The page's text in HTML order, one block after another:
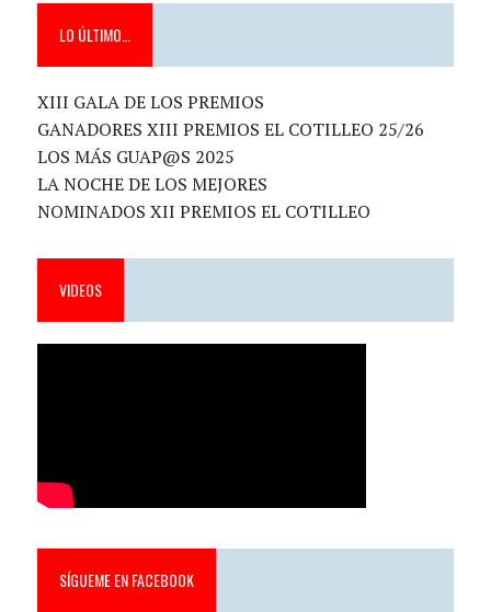
LO ÚLTIMO…
XIII GALA DE LOS PREMIOS
GANADORES XIII PREMIOS EL COTILLEO 25/26
LOS MÁS GUAP@S 2025
LA NOCHE DE LOS MEJORES
NOMINADOS XII PREMIOS EL COTILLEO
VIDEOS
SÍGUEME EN FACEBOOK